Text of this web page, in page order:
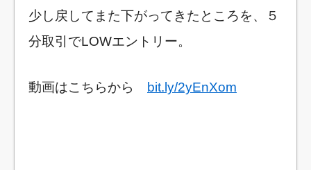
少し戻してまた下がってきたところを、５
分取引でLOWエントリー。
動画はこちらから bit.ly/2yEnXom